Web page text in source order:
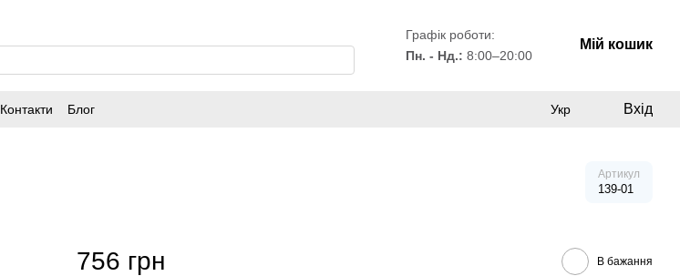
Графік роботи:
Пн. - Нд.: 8:00–20:00
Мій кошик
Контакти Блог Укр Вхід
Артикул
139-01
756 грн В бажання